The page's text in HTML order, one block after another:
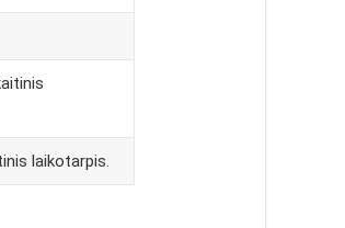
laikotarpis.